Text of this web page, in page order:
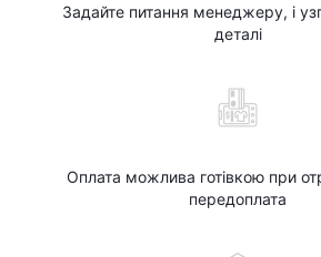
Задайте питання менеджеру, і
деталі
Оплата можлива готівкою при
передоплата